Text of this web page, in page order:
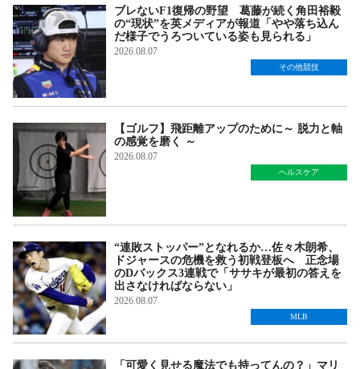
ブレないF1復帰の野望 葛藤が続く角田裕毅
の“現状”を英メディアが報道「やや落ち込ん
だ様子でうろついている姿も見られる」
2026.08.07
その他競技
【ゴルフ】飛距離アップのために～ 脱力と軸
の感覚を磨く ～
2026.08.07
ヘルスケア
“連敗ストッパー”となれるか…佐々木朗希、
ドジャースの危機を救う初戦登板へ 正念場
のDバックス3連戦で「ササキが最初の答えを
出さなければならない」
2026.08.07
MLB
「可愛く見せる魔法でも持ってんの？」マリ